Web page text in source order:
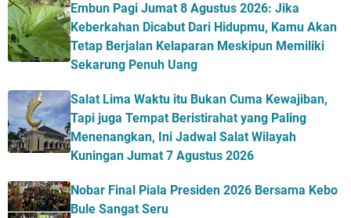
Embun Pagi Jumat 8 Agustus 2026: Jika
Keberkahan Dicabut Dari Hidupmu, Kamu Akan
Tetap Berjalan Kelaparan Meskipun Memiliki
Sekarung Penuh Uang
Salat Lima Waktu itu Bukan Cuma Kewajiban,
Tapi juga Tempat Beristirahat yang Paling
Menenangkan, Ini Jadwal Salat Wilayah
Kuningan Jumat 7 Agustus 2026
Nobar Final Piala Presiden 2026 Bersama Kebo
Bule Sangat Seru